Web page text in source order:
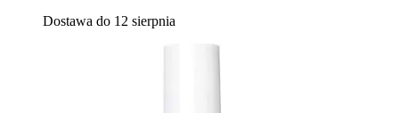
Dostawa do 12 sierpnia